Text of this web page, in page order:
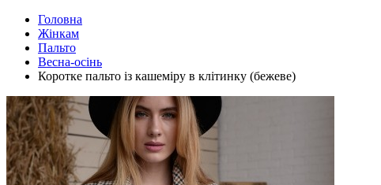
Головна
Жінкам
Пальто
Весна-осінь
Коротке пальто із кашеміру в клітинку (бежеве)